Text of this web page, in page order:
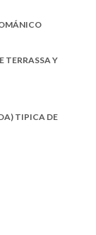
TERRASSA Y
TIPICA DE